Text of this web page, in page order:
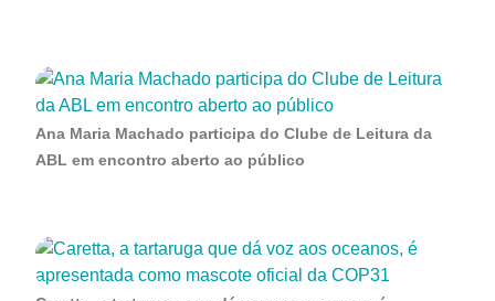
Ana Maria Machado participa do Clube de Leitura da
ABL em encontro aberto ao público